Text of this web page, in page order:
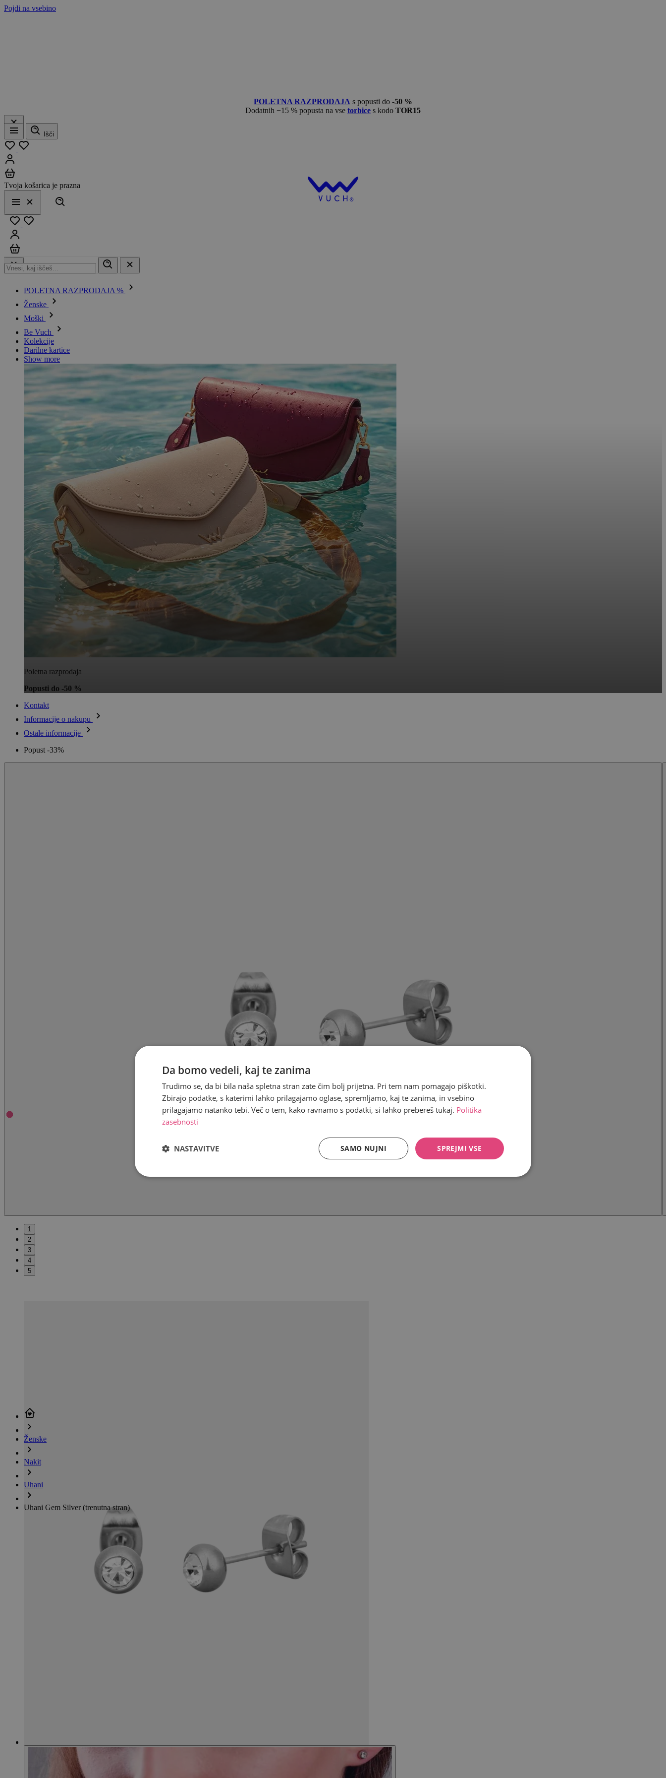
Pojdi na vsebino
POLETNA RAZPRODAJA s popusti do -50 %
Dodatnih −15 % popusta na vse torbice s kodo TOR15
Meni
Išči
Tvoja košarica je prazna
Meni
Zapri
POLETNA RAZPRODAJA %
Ženske
Moški
Be Vuch
Kolekcije
Darilne kartice
Show more
Poletna razprodaja
Popusti do -50 %
Kontakt
Informacije o nakupu
Ostale informacije
Ženske
Nakit
Uhani
Uhani Gem Silver (trenutna stran)
Popust -33%
1
2
3
4
5
Da bomo vedeli, kaj te zanima
Trudimo se, da bi bila naša spletna stran zate čim bolj prijetna. Pri tem nam pomagajo piškotki.
Zbirajo podatke, s katerimi lahko prilagajamo oglase, spremljamo, kaj te zanima, in vsebino
prilagajamo natanko tebi. Več o tem, kako ravnamo s podatki, si lahko prebereš tukaj. Politika
zasebnosti
SPREJMI VSE
SAMO NUJNI
NASTAVITVE